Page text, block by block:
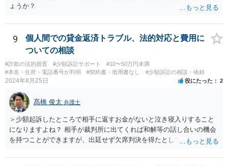
ょうか？
9
個人間での貸金返済トラブル、法的対応と費用に
ついての相談
#詐欺の法的措置 #少額訴訟サポート
#10〜50万円未満
#本名・住所・電話番号が判明
#契約書・借用書なし #少額訴訟の相談・依頼
2024年8月25日 役にたった 2
髙橋 俊太 弁護士
＞少額起訴したところで相手に返すお金がないと泣き寝入りすること
になりますよね？ 相手が裁判所に出てくれば和解等の話し合いの機会
を持つことができますが、出廷せず欠席判決を得たとしても、執行段
にお願いして赤字になりますか？ 契約内容等によりますので一概には